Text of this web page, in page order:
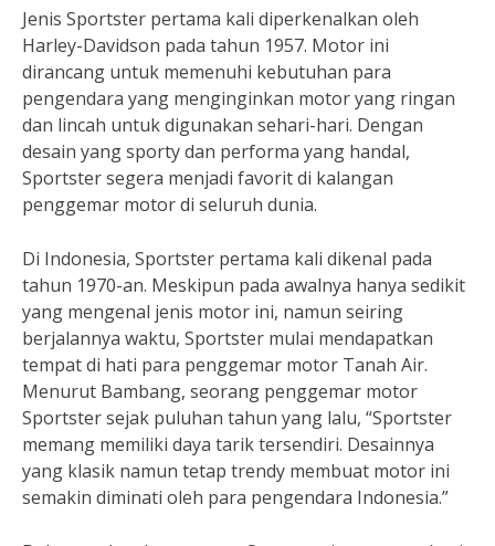
Jenis Sportster pertama kali diperkenalkan oleh
Harley-Davidson pada tahun 1957. Motor ini
dirancang untuk memenuhi kebutuhan para
pengendara yang menginginkan motor yang ringan
dan lincah untuk digunakan sehari-hari. Dengan
desain yang sporty dan performa yang handal,
Sportster segera menjadi favorit di kalangan
penggemar motor di seluruh dunia.
Di Indonesia, Sportster pertama kali dikenal pada
tahun 1970-an. Meskipun pada awalnya hanya sedikit
yang mengenal jenis motor ini, namun seiring
berjalannya waktu, Sportster mulai mendapatkan
tempat di hati para penggemar motor Tanah Air.
Menurut Bambang, seorang penggemar motor
Sportster sejak puluhan tahun yang lalu, “Sportster
memang memiliki daya tarik tersendiri. Desainnya
yang klasik namun tetap trendy membuat motor ini
semakin diminati oleh para pengendara Indonesia.”